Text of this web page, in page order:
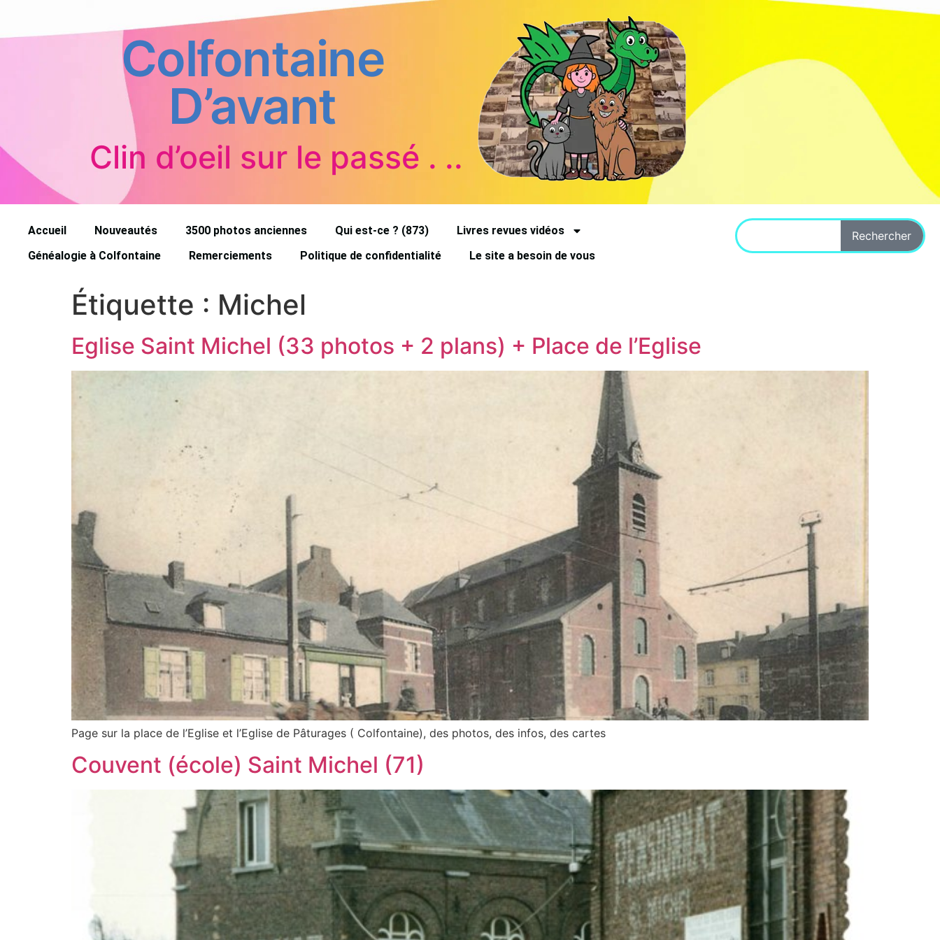
Colfontaine
D’avant
Clin d’oeil sur le passé . ..
Accueil Nouveautés 3500 photos anciennes Qui est-ce ? (873)
Livres revues vidéos
Généalogie à Colfontaine
Remerciements Politique de confidentialité Le site a besoin de vous
Rechercher
Étiquette : Michel
Eglise Saint Michel (33 photos + 2 plans) + Place de l’Eglise
Page sur la place de l’Eglise et l’Eglise de Pâturages ( Colfontaine), des photos, des infos, des cartes
Couvent (école) Saint Michel (71)